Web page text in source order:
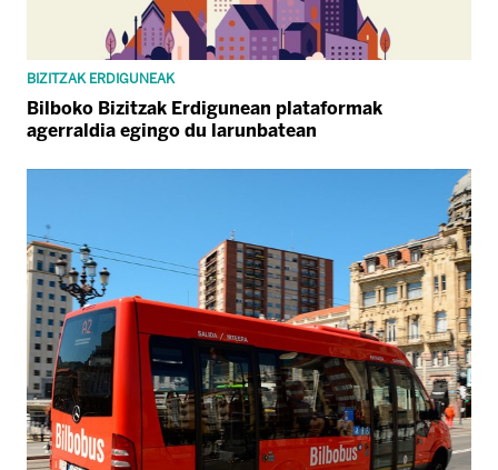
BIZITZAK ERDIGUNEAK
Bilboko Bizitzak Erdigunean plataformak
agerraldia egingo du larunbatean